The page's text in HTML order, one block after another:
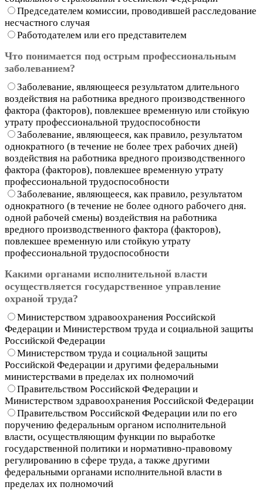
Председателем комиссии, проводившей расследование
несчастного случая
Работодателем или его представителем
Что понимается под острым профессиональным
заболеванием?
Заболевание, являющееся результатом длительного
воздействия на работника вредного производственного
фактора (факторов), повлекшее временную или стойкую
утрату профессиональной трудоспособности
Заболевание, являющееся, как правило, результатом
однократного (в течение не более трех рабочих дней)
воздействия на работника вредного производственного
фактора (факторов), повлекшее временную утрату
профессиональной трудоспособности
Заболевание, являющееся, как правило, результатом
однократного (в течение не более одного рабочего дня.
одной рабочей смены) воздействия на работника
вредного производственного фактора (факторов),
повлекшее временную или стойкую утрату
профессиональной трудоспособности
Какими органами исполнительной власти
осуществляется государственное управление
охраной труда?
Министерством здравоохранения Российской
Федерации и Министерством труда и социальной защиты
Российской Федерации
Министерством труда и социальной защиты
Российской Федерации и другими федеральными
министерствами в пределах их полномочий
Правительством Российской Федерации и
Министерством здравоохранения Российской Федерации
Правительством Российской Федерации или по его
поручению федеральным органом исполнительной
власти, осуществляющим функции по выработке
государственной политики и нормативно-правовому
регулированию в сфере труда, а также другими
федеральными органами исполнительной власти в
пределах их полномочий